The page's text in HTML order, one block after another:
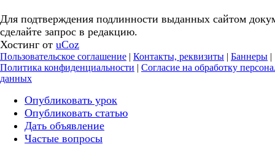
Для подтверждения подлинности выданных сайтом
сделайте запрос в редакцию.
Хостинг от uCoz
Пользовательское соглашение | Контакты, реквизиты | Баннеры |
Политика конфиденциальности | Согласие на обработку
данных
Опубликовать урок
Опубликовать статью
Дать объявление
Частые вопросы